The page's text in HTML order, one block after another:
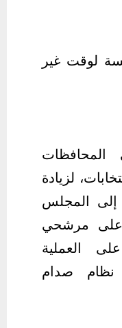
لوقت غير
لزيادة
المجلس
على مرشحي
العملية
صدام